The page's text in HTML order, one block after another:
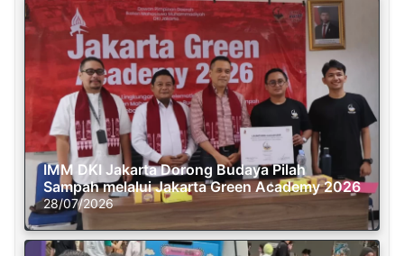
IMM DKI Jakarta Dorong Budaya Pilah
Sampah melalui Jakarta Green Academy 2026
28/07/2026